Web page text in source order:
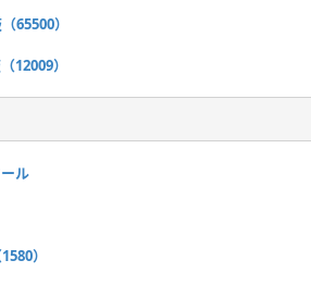
65500）
12009）
ル
）